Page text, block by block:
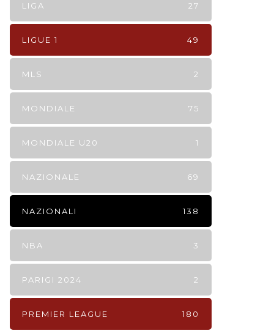
LIGA 27
LIGUE 1 49
MLS 2
MONDIALE 75
MONDIALE U20 1
NAZIONALE 69
NAZIONALI 138
NBA 3
PARIGI 2024 2
PREMIER LEAGUE 180